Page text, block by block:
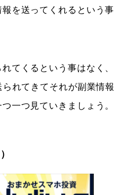
を送ってくれるという事
てくるという事はなく、
れてきてそれが副業情報
一つ見ていきましょう。